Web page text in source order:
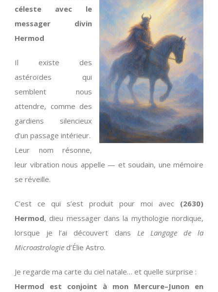
céleste avec le
messager divin
Hermod
Il existe des
astéroïdes qui
semblent nous
attendre, comme des
gardiens silencieux
d’un passage intérieur.
Leur nom résonne,
leur vibration nous appelle — et soudain, une mémoire
se réveille.
C’est ce qui s’est produit pour moi avec (2630)
Hermod, dieu messager dans la mythologie nordique,
lorsque je l’ai découvert dans Le Langage de la
Microastrologie d’Élie Astro.
Je regarde ma carte du ciel natale… et quelle surprise :
Hermod est conjoint à mon Mercure–Junon en